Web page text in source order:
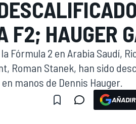
F2; HAUGER
Fórmula 2 en Arabia Saudí,
Roman Stanek, han sido
manos de Dennis Hauger.